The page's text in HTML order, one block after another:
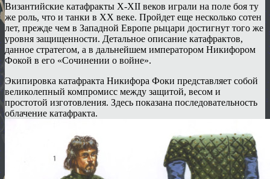
Византийские катафракты X-XII веков играли на поле боя ту
же роль, что и танки в XX веке. Пройдет еще несколько сотен
лет, прежде чем в Западной Европе рыцари достигнут того же
уровня защищенности. Детальное описание катафрактов,
данное стратегом, а в дальнейшем императором Никифором
Фокой в его «Сочинении о войне».
Экипировка катафракта Никифора Фоки представляет собой
великолепный компромисс между защитой, весом и
простотой изготовления. Здесь показана последовательность
облачение катафракта.